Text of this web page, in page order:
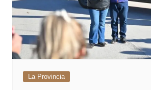
La Provincia